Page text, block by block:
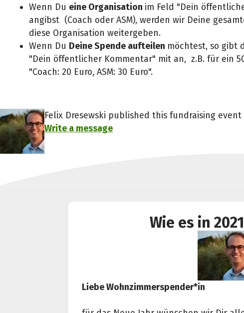
Wenn Du eine Organisation im Feld "Dein
angibst (Coach oder ASM), werden wir Deine
diese Organisation weitergeben.
Wenn Du Deine Spende aufteilen möchtest, so gibt
"Dein öffentlicher Kommentar" mit an, z.B. für ein
"Coach: 20 Euro, ASM: 30 Euro".
Felix Dresewski published this fundraising event
Write a message
Wie es in
Liebe Wohnzimmerspender*in